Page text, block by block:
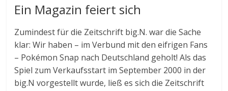
Ein Magazin feiert sich
Zumindest für die Zeitschrift big.N. war die Sache
klar: Wir haben – im Verbund mit den eifrigen Fans
– Pokémon Snap nach Deutschland geholt! Als das
Spiel zum Verkaufsstart im September 2000 in der
big.N vorgestellt wurde, ließ es sich die Zeitschrift